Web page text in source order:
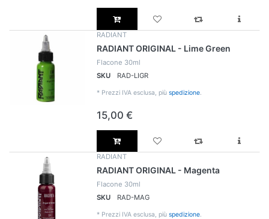
RADIANT
RADIANT ORIGINAL - Lime Green
Flacone 30ml
SKU
RAD-LIGR
* Prezzi IVA esclusa, più spedizione.
15,00 €
RADIANT
RADIANT ORIGINAL - Magenta
Flacone 30ml
SKU
RAD-MAG
* Prezzi IVA esclusa, più spedizione.